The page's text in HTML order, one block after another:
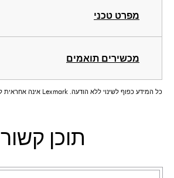
מפרט טכני
מכשירים תואמים
כל המידע כפוף לשינוי ללא הודעה. Lexmark אינה אחראית לשגיאות או להשמטות.
תוכן קשור